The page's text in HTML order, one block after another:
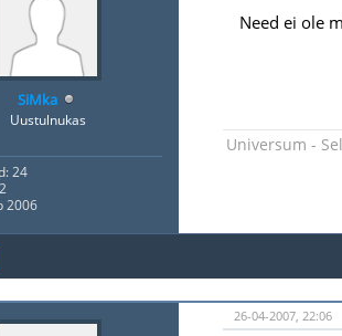
SiMka
Uustulnukas
24
2006
Need ei ole
Universum -
26-04-2007, 22:06